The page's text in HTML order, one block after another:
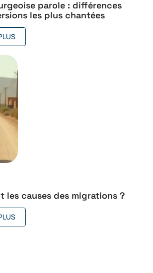
parole : différences
les plus chantées
les causes des migrations ?